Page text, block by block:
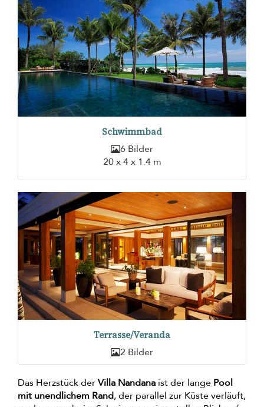
Schwimmbad
6 Bilder
20 x 4 x 1.4 m
Terrasse/Veranda
2 Bilder
Das Herzstück derVilla Nandana ist der lange Pool
mit unendlichem Rand, der parallel zur Küste verläuft,